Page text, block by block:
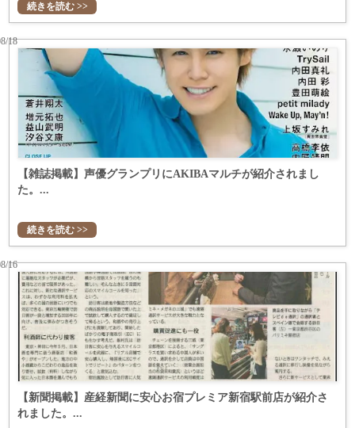
続きを読む >>
【雑誌掲載】声優グランプリにAKIBAマルチが紹介されまし
た。...
18
続きを読む >>
【新聞掲載】産経新聞に安心お宿プレミア新宿駅前店が紹介さ
れました。...
16